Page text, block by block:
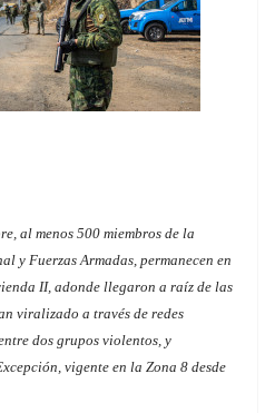
al menos 500 miembros de la
y Fuerzas Armadas, permanecen en
II, adonde llegaron a raíz de las
viralizado a través de redes
dos grupos violentos, y
vigente en la Zona 8 desde